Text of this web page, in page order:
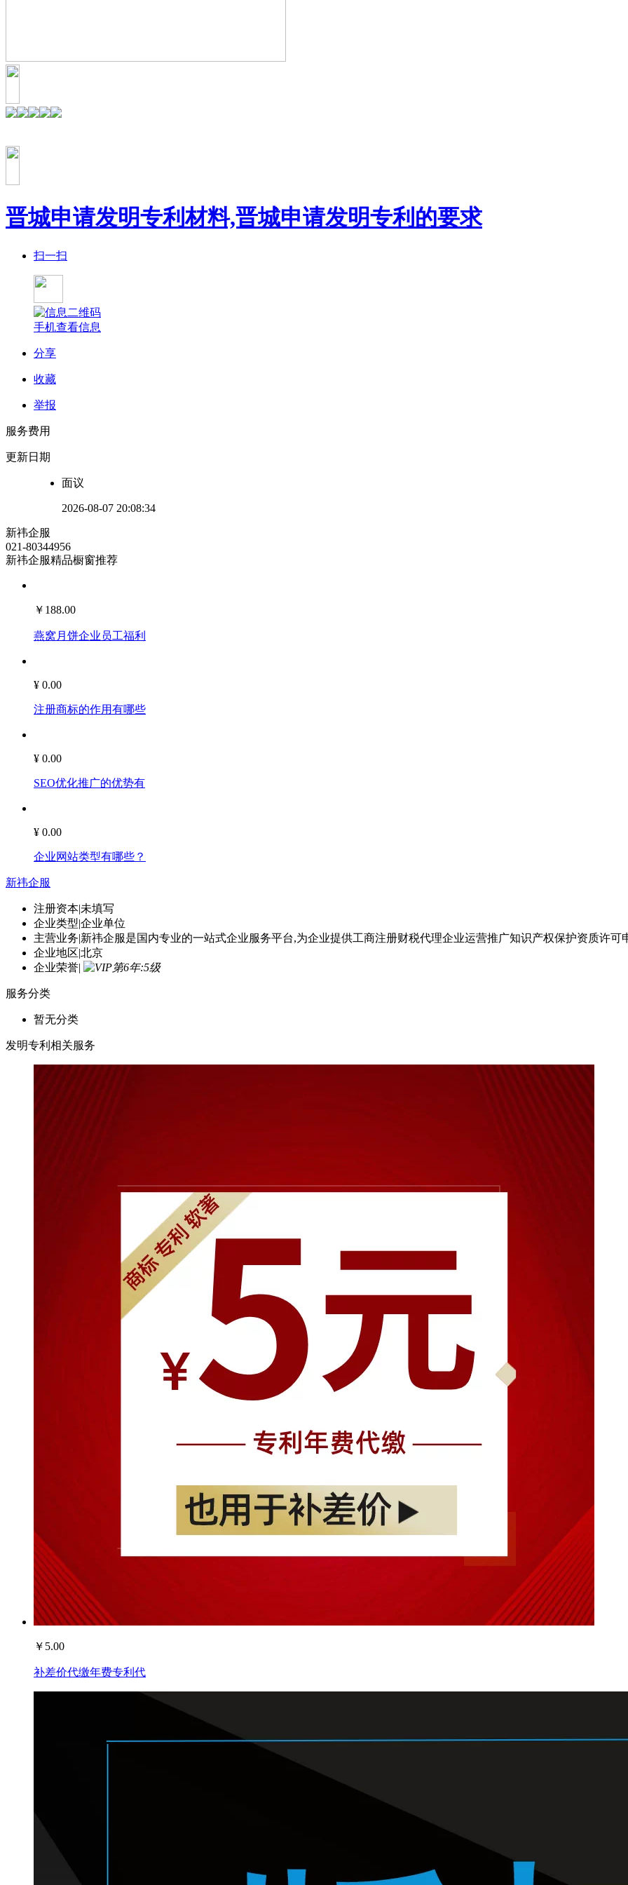
晋城申请发明专利材料,晋城申请发明专利的要求
扫一扫
手机查看信息
分享
收藏
举报
服务费用
更新日期
面议
2026-08-07 20:08:34
新祎企服
021-80344956
新祎企服精品橱窗推荐
￥ 188.00
燕窝月饼企业员工福利
¥ 0.00
注册商标的作用有哪些
¥ 0.00
SEO优化推广的优势有
企业网站类型有哪些？
新祎企服
注册资本|未填写
企业类型|企业单位
主营业务|新祎企服是国内专业的一站式企业服务平台,为企业提供工商注册财税代理企业运营推广知识产权保护资质许可
企业地区|北京
企业荣誉 |
服务分类
暂无分类
发明专利相关服务
补差价代缴年费专利代